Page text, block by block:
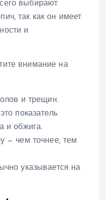
выбирают
так как он имеет
и
внимание на
и трещин.
показатель
и обжига.
— чем точнее, тем
указывается на